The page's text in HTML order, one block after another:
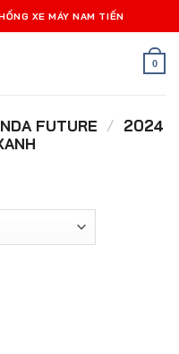
XE MÁY NAM TIẾN
0
FUTURE / 2024